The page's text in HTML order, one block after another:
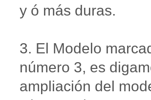
y ó más duras.
3. El Modelo
número 3, es
ampliación del